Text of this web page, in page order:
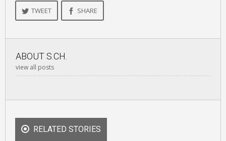
TWEET SHARE
ABOUT S.CH.
view all posts
RELATED STORIES